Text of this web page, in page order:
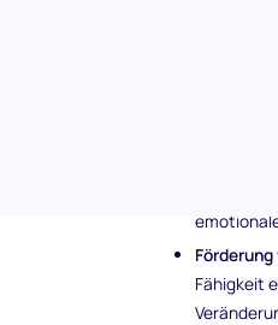
Fähigkeit